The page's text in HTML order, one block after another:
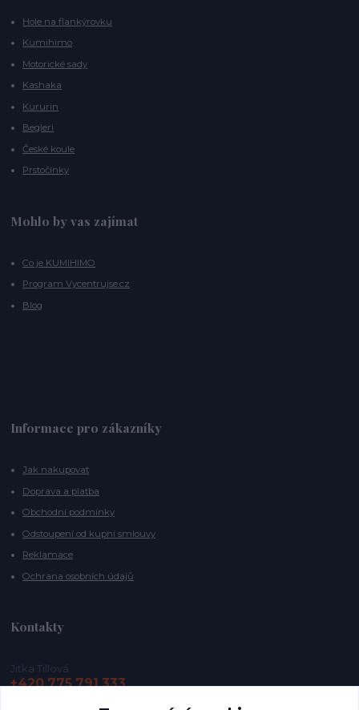
Hole na flankýrovku
Kumihimo
Motorické sady
Kashaka
Kururin
Begleri
České koule
Prstočínky
Mohlo by vas zajímat
Co je KUMIHIMO
Program Vycentrujse.cz
Blog
Informace pro zákazníky
Jak nakupovat
Doprava a platba
Obchodní podmínky
Odstoupení od kupní smlouvy
Reklamace
Ochrana osobních údajů
Kontakty
Jitka Tillová
+420 775 791 333